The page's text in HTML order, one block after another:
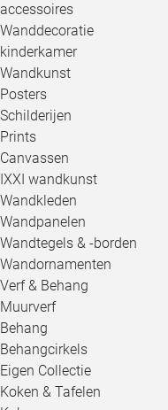
accessoires
Wanddecoratie
kinderkamer
Wandkunst
Posters
Schilderijen
Prints
Canvassen
IXXI wandkunst
Wandkleden
Wandpanelen
Wandtegels & -borden
Wandornamenten
Verf & Behang
Muurverf
Behang
Behangcirkels
Eigen Collectie
Koken & Tafelen